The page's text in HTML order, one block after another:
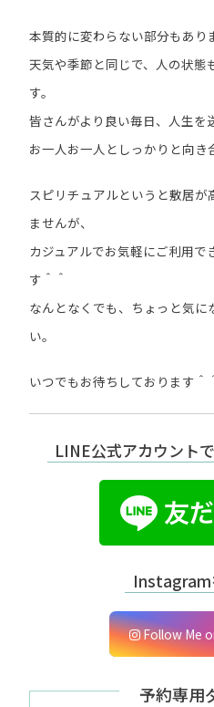
本質的に変わらない部分もあり
天気や季節と同じで、人の状態
す。
皆さんがより良い毎日、人生を
お一人お一人としっかりと向き
スピリチュアルというと敷居
ませんが、
カジュアルでお気軽にご利用
す＾＾
なんとなくでも、ちょっと気に
い。
いつでもお待ちしております＾
LINE公式アカウント
Instagram
Follow Me
予約専用